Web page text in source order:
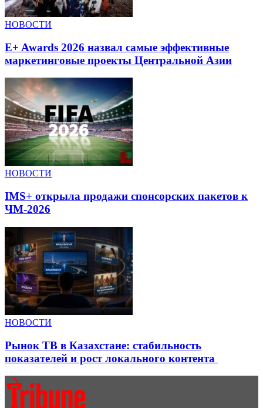
НОВОСТИ
E+ Awards 2026 назвал самые эффективные
маркетинговые проекты Центральной Азии
НОВОСТИ
IMS+ открыла продажи спонсорских пакетов к
ЧМ-2026
НОВОСТИ
Рынок ТВ в Казахстане: стабильность
показателей и рост локального контента